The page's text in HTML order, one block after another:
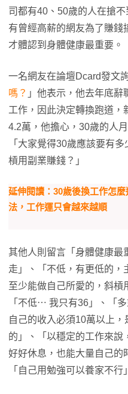
司都有40、50歲的人在搶
有曾經高薪的網友為了賺錢
才體認到身體健康最重要。
一名網友在論壇Dcard發文
嗎？ 」他表示，他去年底
工作，因此決定轉換跑道，
4.2萬，他擔心，30歲的人
「大家覺得30歲應該要有
槓用副業賺錢？」
延伸閱讀：30歲後換工作怎
法，工作運只會越來越順
其他人則留言「身體健康最
走」、「不低，有更低的，
至少能做自己所愛的，斜槓
「不低⋯ 我只有36」、「
自己的收入必須10萬以上
的」、「以穩定的工作來說
好好休息，也能大量自己的
「自己用勉強可以養家不行